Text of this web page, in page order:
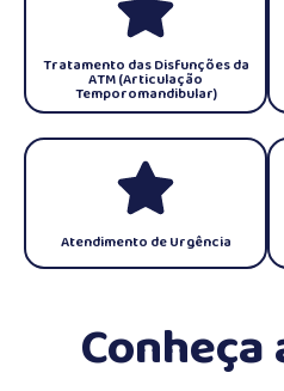
Tratamento das Disfunções da
ATM (Articulação
Temporomandibular)
Atendimento de Urgência
Conheça